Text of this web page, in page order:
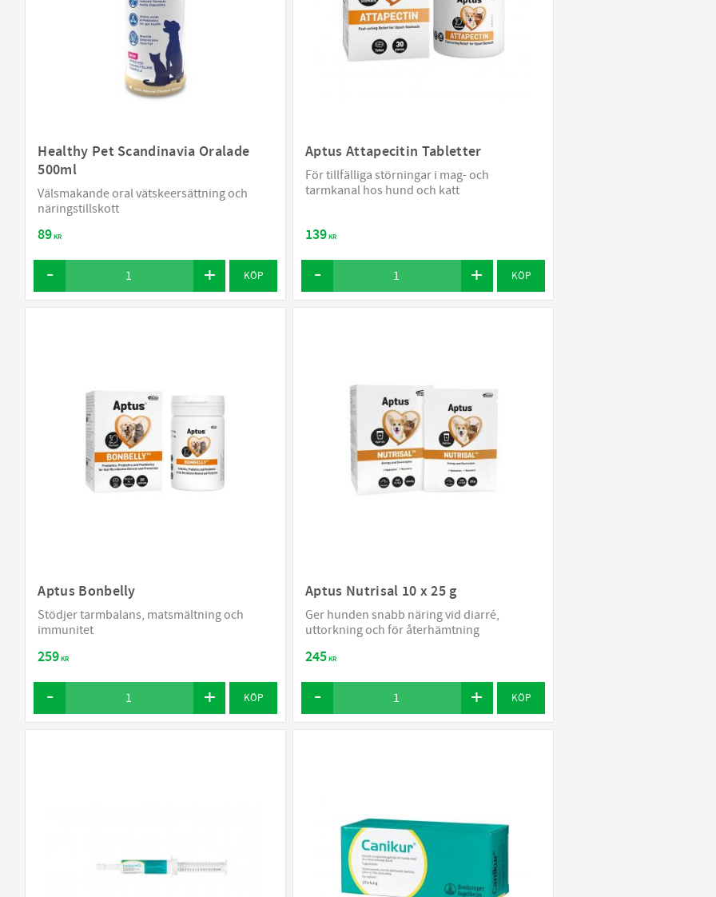
Healthy Pet Scandinavia Oralade
500ml
Välsmakande oral vätskeersättning och
näringstillskott
89KR
KÖP
Aptus Attapecitin Tabletter
För tillfälliga störningar i mag- och
tarmkanal hos hund och katt
139KR
KÖP
Aptus Bonbelly
Stödjer tarmbalans, matsmältning och
immunitet
259KR
KÖP
Aptus Nutrisal 10 x 25 g
Ger hunden snabb näring vid diarré,
uttorkning och för återhämtning
245KR
KÖP